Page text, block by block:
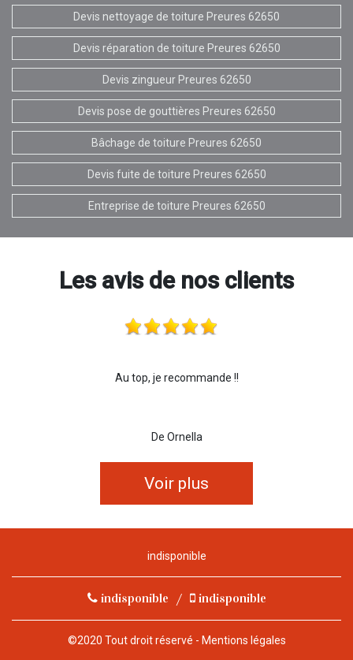
Devis nettoyage de toiture Preures 62650
Devis réparation de toiture Preures 62650
Devis zingueur Preures 62650
Devis pose de gouttières Preures 62650
Bâchage de toiture Preures 62650
Devis fuite de toiture Preures 62650
Entreprise de toiture Preures 62650
Les avis de nos clients
Au top, je recommande !!
De Ornella
Voir plus
indisponible
indisponible / indisponible
©2020 Tout droit réservé - Mentions légales